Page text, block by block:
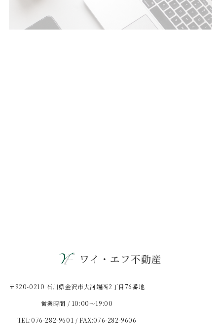
ワイ・エフ不動産
〒920-0210 石川県金沢市大河端西2丁目76番地
営業時間 / 10:00〜19:00
TEL:076-282-9601 / FAX:076-282-9606